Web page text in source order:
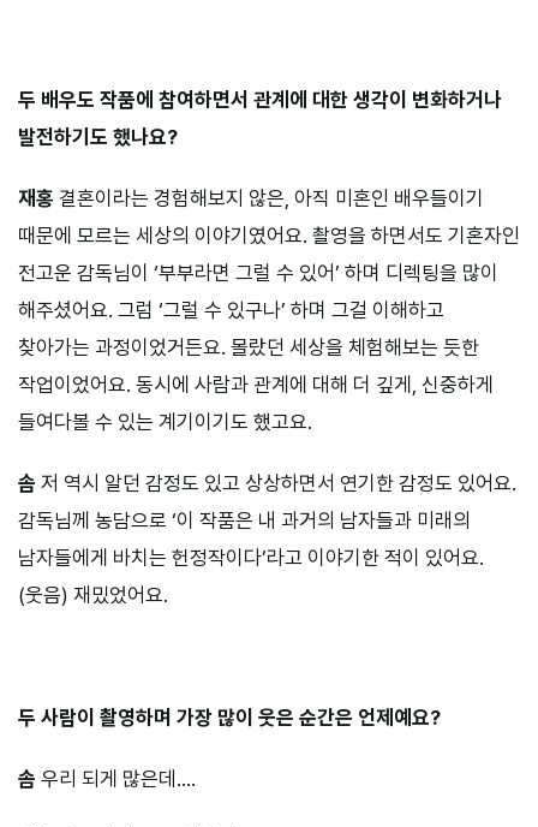
두 배우도 작품에 참여하면서 관계에 대한 생각이 변화하거나
발전하기도 했나요?
재홍 결혼이라는 경험해보지 않은, 아직 미혼인 배우들이기
때문에 모르는 세상의 이야기였어요. 촬영을 하면서도 기혼자인
전고운 감독님이 ‘부부라면 그럴 수 있어’ 하며 디렉팅을 많이
해주셨어요. 그럼 ‘그럴 수 있구나’ 하며 그걸 이해하고
찾아가는 과정이었거든요. 몰랐던 세상을 체험해보는 듯한
작업이었어요. 동시에 사람과 관계에 대해 더 깊게, 신중하게
들여다볼 수 있는 계기이기도 했고요.
솜 저 역시 알던 감정도 있고 상상하면서 연기한 감정도 있어요.
감독님께 농담으로 ‘이 작품은 내 과거의 남자들과 미래의
남자들에게 바치는 헌정작이다’라고 이야기한 적이 있어요.
(웃음) 재밌었어요.
두 사람이 촬영하며 가장 많이 웃은 순간은 언제예요?
솜 우리 되게 많은데….